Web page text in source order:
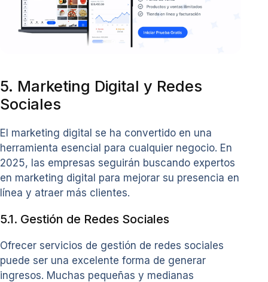
5. Marketing Digital y Redes
Sociales
El marketing digital se ha convertido en una
herramienta esencial para cualquier negocio. En
2025, las empresas seguirán buscando expertos
en marketing digital para mejorar su presencia en
línea y atraer más clientes.
5.1. Gestión de Redes Sociales
Ofrecer servicios de gestión de redes sociales
puede ser una excelente forma de generar
ingresos. Muchas pequeñas y medianas